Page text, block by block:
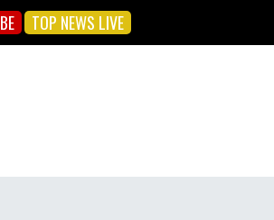
TOP NEWS LIVE